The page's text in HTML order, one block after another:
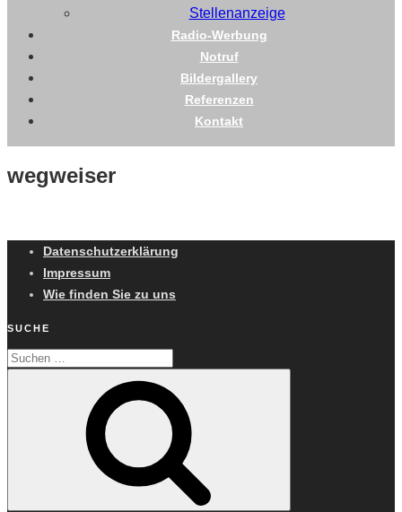
Stellenanzeige
Radio-Werbung
Notruf
Bildergallery
Referenzen
Kontakt
wegweiser
Datenschutzerklärung
Impressum
Wie finden Sie zu uns
SUCHE
Suchen